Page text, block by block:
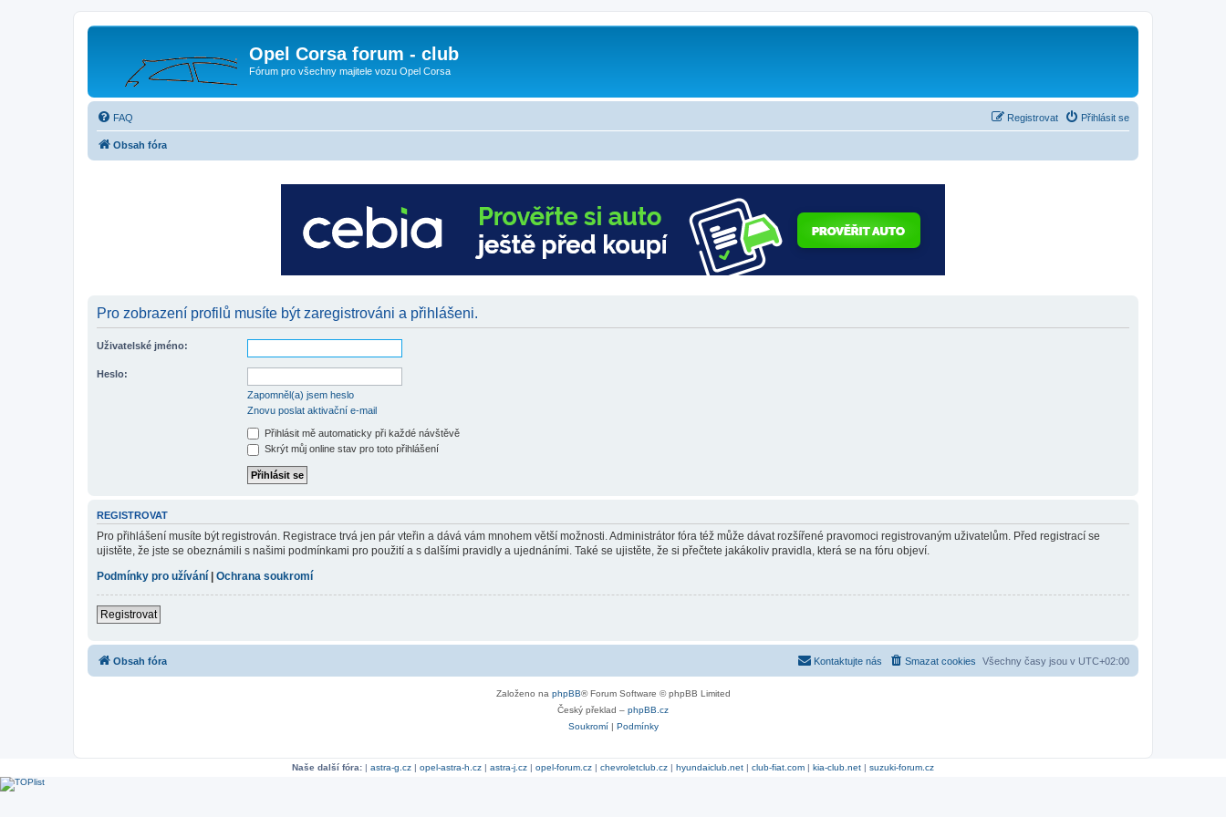
Opel Corsa forum - club
Fórum pro všechny majitele vozu Opel Corsa
FAQ Přihlásit se
Registrovat
Obsah fóra
Pro zobrazení profilů musíte být zaregistrováni a přihlášeni.
Uživatelské jméno:
Heslo:
Zapomněl(a) jsem heslo
Znovu poslat aktivační e-mail
Přihlásit mě automaticky při každé návštěvě
Skrýt můj online stav pro toto přihlášení
REGISTROVAT
Pro přihlášení musíte být registrován. Registrace trvá jen pár vteřin a dává vám mnohem větší možnosti. Administrátor fóra též může dávat rozšířené pravomoci registrovaným uživatelům. Před registrací se
ujistěte, že jste se obeznámili s našimi podmínkami pro použití a s dalšími pravidly a ujednáními. Také se ujistěte, že si přečtete jakákoliv pravidla, která se na fóru objeví.
Podmínky pro užívání
Ochrana soukromí
Registrovat
Obsah fóra Všechny časy jsou v UTC+02:00
Smazat cookies
Kontaktujte nás
Založeno na phpBB® Forum Software © phpBB Limited
Český překlad – phpBB.cz
Soukromí| Podmínky
Naše další fóra: | astra-g.cz | opel-astra-h.cz | astra-j.cz | opel-forum.cz | chevroletclub.cz | hyundaiclub.net | club-fiat.com | kia-club.net | suzuki-forum.cz